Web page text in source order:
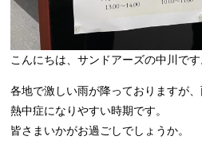
こんにちは、サンドアーズの中川です
各地で激しい雨が降っておりますが
熱中症になりやすい時期です。
皆さまいかがお過ごしでしょうか。